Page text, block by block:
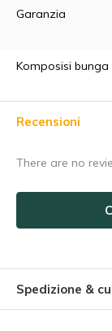
Garanzia
Komposisi bunga
Recensioni
There are no
Spedizione &
aggiornati sui
Utilizzate